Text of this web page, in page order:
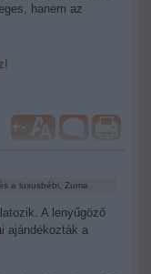
hanem az
+-
a luxusbébi, Zuma
A lenyűgöző
ajándékozták a